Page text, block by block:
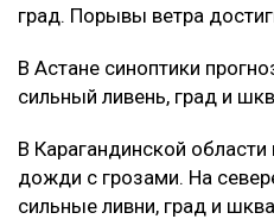
град. Порывы ветра
В Астане синоптики
сильный ливень, град и
В Карагандинской
дожди с грозами. На
сильные ливни, град и